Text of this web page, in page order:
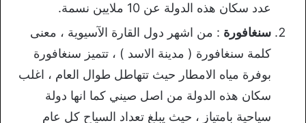
عدد سكان هذه الدولة عن 10 ملايين نسمة.
سنغافورة : من اشهر دول القارة الآسيوية ، معنى
كلمة سنغافورة ( مدينة الاسد ) ، تتميز سنغافورة
بوفرة مياه الامطار حيث تتهاطل طوال العام ، اغلب
سكان هذه الدولة من اصل صيني كما انها دولة
سياحية بامتياز ، حيث يبلغ تعداد السياح كل عام